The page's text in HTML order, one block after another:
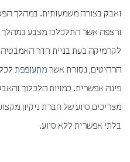
ואבק בצורה משמעותית. במהלך
ורצפה אשר התלכלכו מצבע
לקרמיקה בעת בניית חדר
הרהיטים, נסורת אשר מתעופפת
פינה אפשרית. כמויות הלכלוך
מצריכים סיוע של חברת ניקיון
בלתי אפשרית ללא סיוע.